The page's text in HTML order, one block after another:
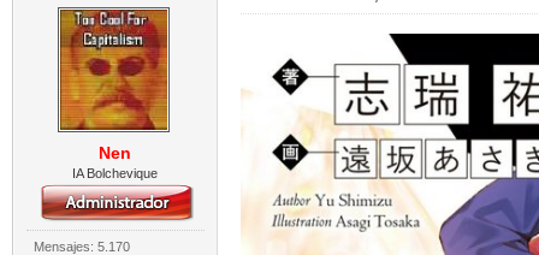
Nen
IA Bolchevique
Mensajes: 5.170